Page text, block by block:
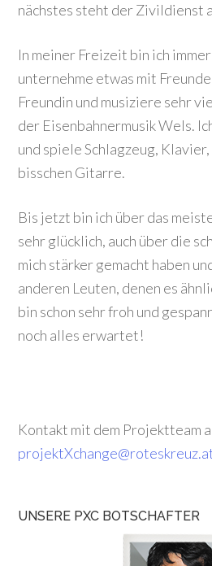
nächstes steht der Zivildienst
In meiner Freizeit bin ich
unternehme etwas mit
Freundin und musiziere sehr
der Eisenbahnermusik Wels.
und spiele Schlagzeug, Klavier,
bisschen Gitarre.
Bis jetzt bin ich über das
sehr glücklich, auch über die
mich stärker gemacht haben
anderen Leuten, denen es
bin schon sehr froh und
noch alles erwartet!
Kontakt mit dem Projektteam
UNSERE PXC BOTSCHAFTER